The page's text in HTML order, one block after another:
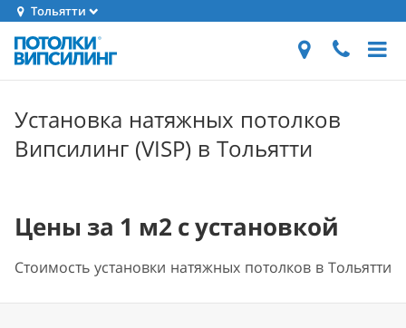
Тольятти
Установка натяжных потолков
Випсилинг (VISP) в Тольятти
Цены за 1 м2 с установкой
Стоимость установки натяжных потолков в Тольятти